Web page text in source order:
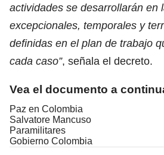
actividades se desarrollarán en
excepcionales, temporales y
definidas en el plan de trabajo
cada caso”, señala el decreto.
Vea el documento a
Paz en Colombia
Salvatore Mancuso
Paramilitares
Gobierno Colombia